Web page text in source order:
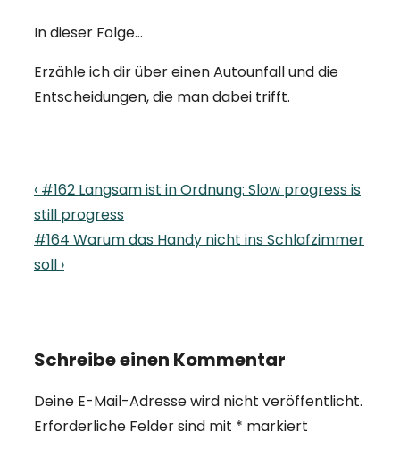
In dieser Folge…
Erzähle ich dir über einen Autounfall und die
Entscheidungen, die man dabei trifft.
Beitragsnavigation
Previous
Post
is
‹ #162 Langsam ist in Ordnung: Slow progress is
still progress
Next
Post
#164 Warum das Handy nicht ins Schlafzimmer
soll ›
Schreibe einen Kommentar
Deine E-Mail-Adresse wird nicht veröffentlicht.
Erforderliche Felder sind mit * markiert